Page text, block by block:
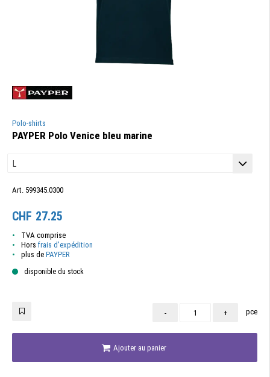
Polo-shirts
PAYPER Polo Venice bleu marine
Art. 599345.0300
CHF 27.25
TVA comprise
Hors frais d'expédition
plus de PAYPER
disponible du stock
- + pce
Ajouter au panier